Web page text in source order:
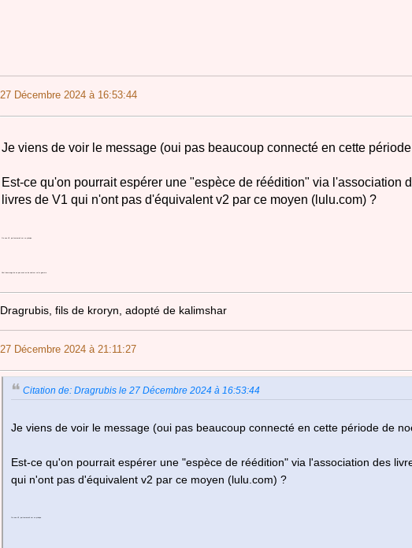
27 Décembre 2024 à 16:53:44
Je viens de voir le message (oui pas beaucoup connecté en cette
Est-ce qu'on pourrait espérer une "espèce de réédition" via l'association
livres de V1 qui n'ont pas d'équivalent v2 par ce moyen (lulu.com) ?
Ou une V3, qui tournerait sur ce principe.
C'est dommage de ne pas avoir eu de suivi sur cette gamme.
Dragrubis, fils de kroryn, adopté de kalimshar
27 Décembre 2024 à 21:11:27
Citation de: Dragrubis le 27 Décembre 2024 à 16:53:44
Je viens de voir le message (oui pas beaucoup connecté en cette période de
Est-ce qu'on pourrait espérer une "espèce de réédition" via l'association des
qui n'ont pas d'équivalent v2 par ce moyen (lulu.com) ?
Ou une V3, qui tournerait sur ce principe.